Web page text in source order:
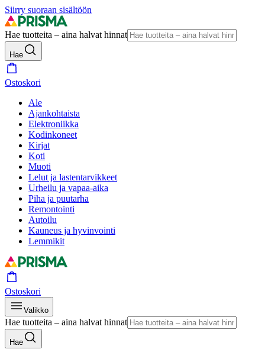
Siirry suoraan sisältöön
Hae tuotteita – aina halvat hinnat
Hae
Ostoskori
Ale
Ajankohtaista
Elektroniikka
Kodinkoneet
Kirjat
Koti
Muoti
Lelut ja lastentarvikkeet
Urheilu ja vapaa-aika
Piha ja puutarha
Remontointi
Autoilu
Kauneus ja hyvinvointi
Lemmikit
Ostoskori
Valikko
Hae tuotteita – aina halvat hinnat
Hae